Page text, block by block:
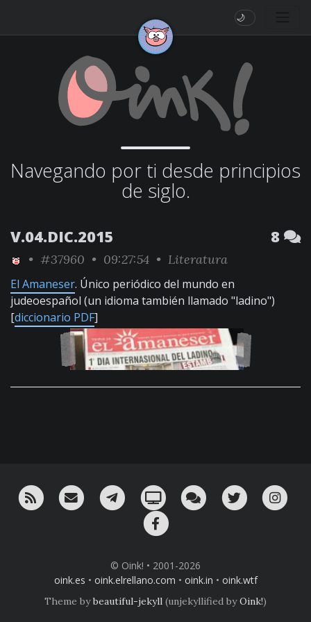
🌙
Navegando por ti desde principios
de siglo.
V.04.DIC.2015 8
• #37960 • 09:27:54 • Literatura
El Amaneser. Único periódico del mundo en
judeoespañol (un idioma también llamado "ladino")
[diccionario PDF]
RSS ¡Mándame un email!¡Nuestro canal en Telegram!
Oink! TV Charla con nosotros
Twitter
© Oink! • 2001-2026
oink.es • oink.elrellano.com • oink.in • oink.wtf
Theme bybeautiful-jekyll (unjekyllified byOink!)